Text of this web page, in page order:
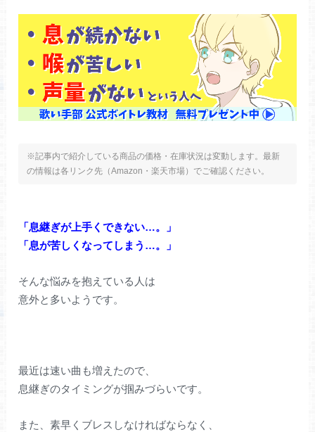
※記事内で紹介している商品の価格・在庫状況は変動します。最新
の情報は各リンク先（Amazon・楽天市場）でご確認ください。
「息継ぎが上手くできない…。」
「息が苦しくなってしまう…。」
そんな悩みを抱えている人は
意外と多いようです。
最近は速い曲も増えたので、
息継ぎのタイミングが掴みづらいです。
また、素早くブレスしなければならなく、